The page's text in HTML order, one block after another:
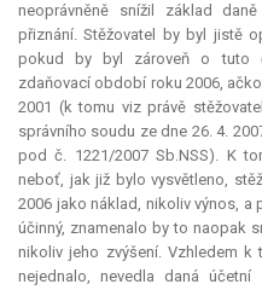
neoprávněně snížil základ
přiznání. Stěžovatel by byl jistě
pokud by byl zároveň o tuto
zdaňovací období roku 2006,
2001 (k tomu viz právě
správního soudu ze dne 26. 4.
pod č. 1221/2007 Sb.NSS). K
neboť, jak již bylo vysvětleno,
2006 jako náklad, nikoliv výnos,
účinný, znamenalo by to naopak
nikoliv jeho zvýšení. Vzhledem k
nejednalo, nevedla daná